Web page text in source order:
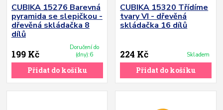
CUBIKA 15276 Barevná
pyramida se slepičkou -
dřevěná skládačka 8
dílů
199 Kč
Doručení do
(dny):6
Přidat do košíku
CUBIKA 15320 Třídíme
tvary VI - dřevěná
skládačka 16 dílů
224 Kč Skladem
Přidat do košíku